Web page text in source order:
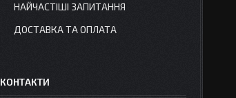
НАЙЧАСТІШІ ЗАПИТАННЯ
ДОСТАВКА ТА ОПЛАТА
КОНТАКТИ